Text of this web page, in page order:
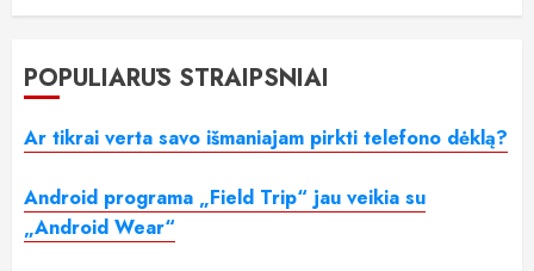
POPULIARŪS STRAIPSNIAI
Ar tikrai verta savo išmaniajam pirkti telefono dėklą?
Android programa „Field Trip“ jau veikia su
„Android Wear“